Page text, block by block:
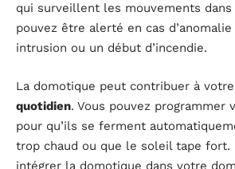
qui surveillent les mouvements dans
pouvez être alerté en cas
intrusion ou un début d’incendie.
La domotique peut contribuer à votre
quotidien. Vous pouvez programmer
pour qu’ils se ferment
trop chaud ou que le soleil tape fort.
intégrer la domotique dans votre